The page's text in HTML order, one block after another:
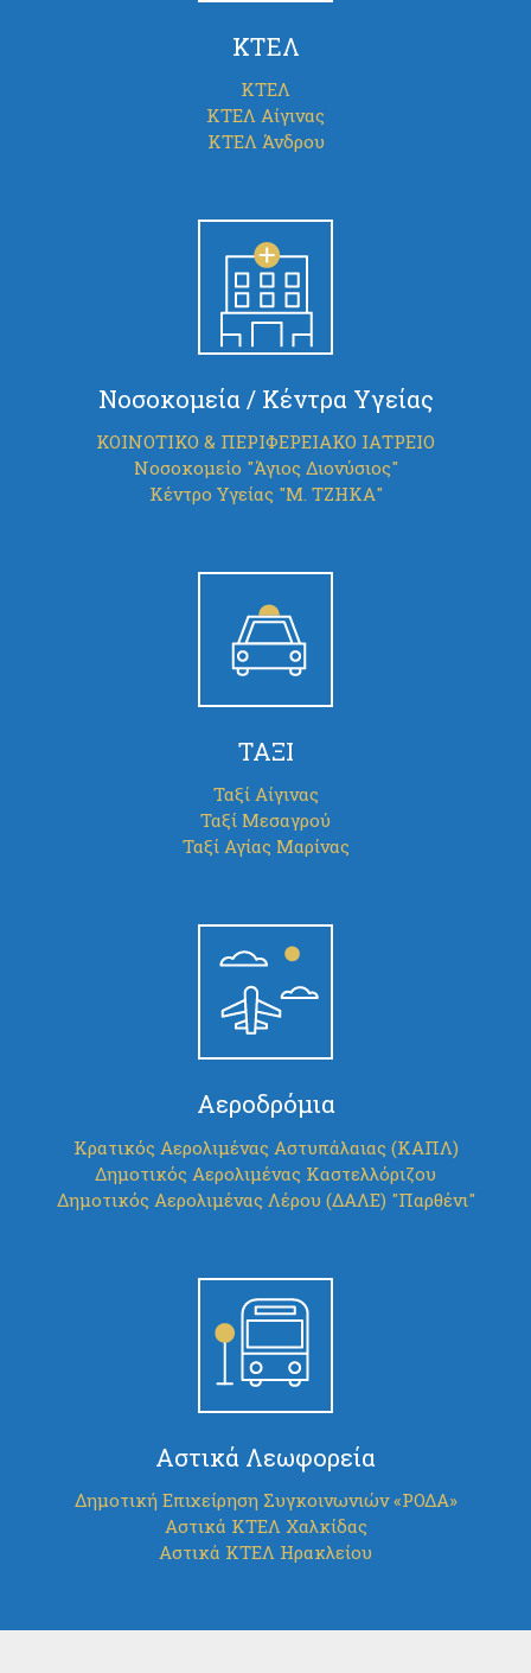
ΚΤΕΛ
ΚΤΕΛ
ΚΤΕΛ Αίγινας
ΚΤΕΛ Άνδρου
Νοσοκομεία / Κέντρα Υγείας
ΚΟΙΝΟΤΙΚΟ & ΠΕΡΙΦΕΡΕΙΑΚΟ ΙΑΤΡΕΙΟ
Νοσοκομείο "Άγιος Διονύσιος"
Κέντρο Υγείας "Μ. ΤΖΗΚΑ"
ΤΑΞΙ
Ταξί Αίγινας
Ταξί Μεσαγρού
Ταξί Αγίας Μαρίνας
Αεροδρόμια
Κρατικός Αερολιμένας Αστυπάλαιας (ΚΑΠΛ)
Δημοτικός Αερολιμένας Καστελλόριζου
Δημοτικός Αερολιμένας Λέρου (ΔΑΛΕ) "Παρθένι"
Αστικά Λεωφορεία
Δημοτική Επιχείρηση Συγκοινωνιών «ΡΟΔΑ»
Αστικά ΚΤΕΛ Χαλκίδας
Αστικά ΚΤΕΛ Ηρακλείου